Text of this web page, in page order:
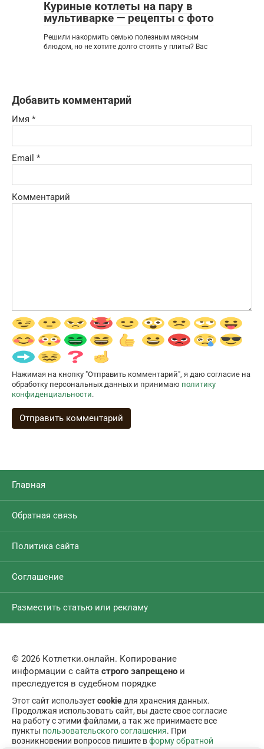
Куриные котлеты на пару в
мультиварке — рецепты с фото
Решили накормить семью полезным мясным
блюдом, но не хотите долго стоять у плиты? Вас
Добавить комментарий
Имя *
Email *
Комментарий
Нажимая на кнопку "Отправить комментарий", я даю согласие на
обработку персональных данных и принимаю политику
конфиденциальности.
Главная
Обратная связь
Политика сайта
Соглашение
Разместить статью или рекламу
© 2026 Котлетки.онлайн. Копирование
информации с сайта строго запрещено и
преследуется в судебном порядке
Этот сайт используетcookieдля хранения данных.
Продолжая использовать сайт, вы даете свое согласие
на работу с этими файлами, а так же принимаете все
пункты пользовательского соглашения. При
возникновении вопросов пишите вформу обратной